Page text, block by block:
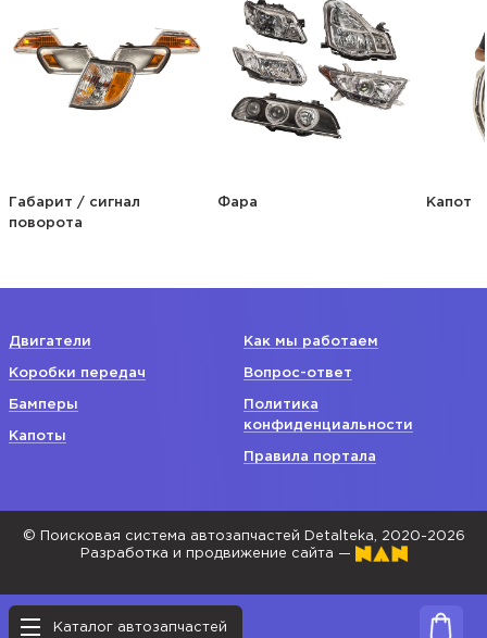
Каталог автозапчастей
Габарит / сигнал
поворота
Фара Капот
Двигатели
Коробки передач
Бамперы
Капоты
Как мы работаем
Вопрос-ответ
Политика
конфиденциальности
Правила портала
© Поисковая система автозапчастей Detalteka, 2020-2026
Разработка и продвижение сайта —